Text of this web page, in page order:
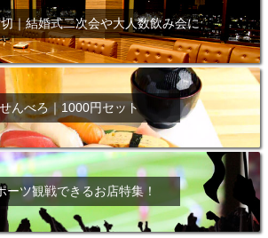
｜結婚式二次会や大人数飲み会に
せんべろ｜1000円セット
ーツ観戦できるお店特集！